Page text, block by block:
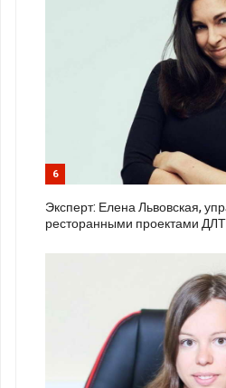
6
Эксперт: Елена Львовская,
ресторанными проектами ДЛТ